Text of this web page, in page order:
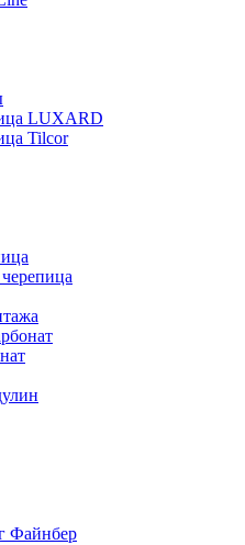
LUXARD
Tilcor
Файнбер